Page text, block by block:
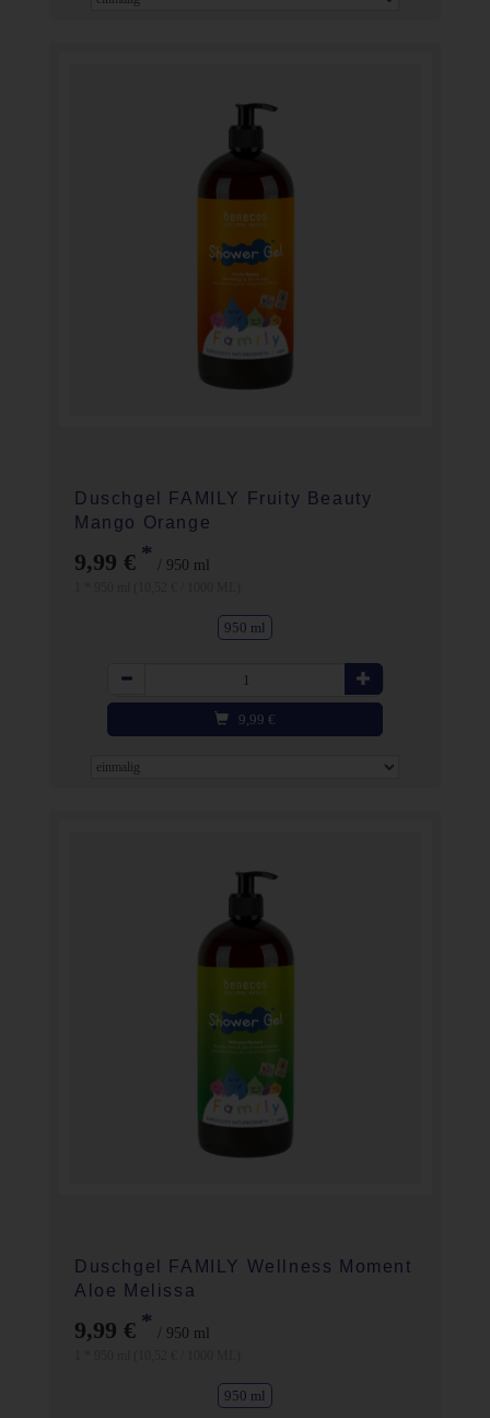
Duschgel FAMILY Fruity Beauty
Mango Orange
9,99 € * / 950 ml
950 ml
Anzahl
9,99 €
Duschgel FAMILY Wellness Moment
Aloe Melissa
9,99 € * / 950 ml
950 ml